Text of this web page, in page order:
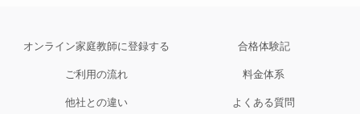
オンライン家庭教師に登録する 合格体験記
ご利用の流れ 料金体系
他社との違い よくある質問